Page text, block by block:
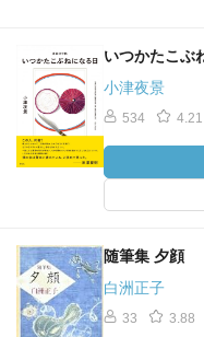
いつかたこぶ
小津夜景
534 4.21
随筆集 夕顔
白洲正子
33 3.88